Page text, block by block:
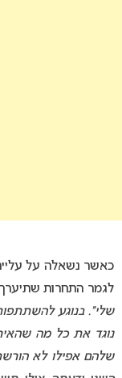
כאשר נשאלה על
לגמר התחרות
שלי”. בנוגע
נוגד את כל מה
שלהם אפילו לא